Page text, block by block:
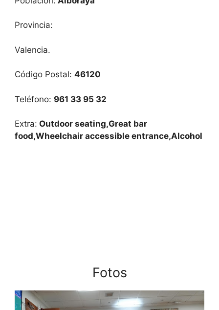
Provincia:
Valencia.
Código Postal: 46120
Teléfono: 961 33 95 32
Extra: Outdoor seating,Great bar
food,Wheelchair accessible entrance,Alcohol
Fotos